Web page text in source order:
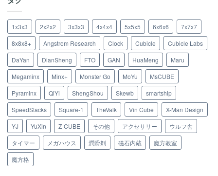
1x3x3 2x2x2 3x3x3 4x4x4 5x5x5 6x6x6
7x7x7
8x8x8+
Angstrom Research Clock Cubicle
Cubicle Labs
DaYan
DianSheng FTO GAN HuaMeng
Maru
Megaminx
Minx+ Monster Go MoYu
MsCUBE
Pyraminx
QiYi ShengShou Skewb
smartship
SpeedStacks
Square-1 TheValk Vin Cube
X-Man Design
YJ
YuXin Z-CUBE その他 アクセサリー
ウルフ舎
タイマー
メガハウス 潤滑剤 磁石内蔵
魔方教室
魔方格